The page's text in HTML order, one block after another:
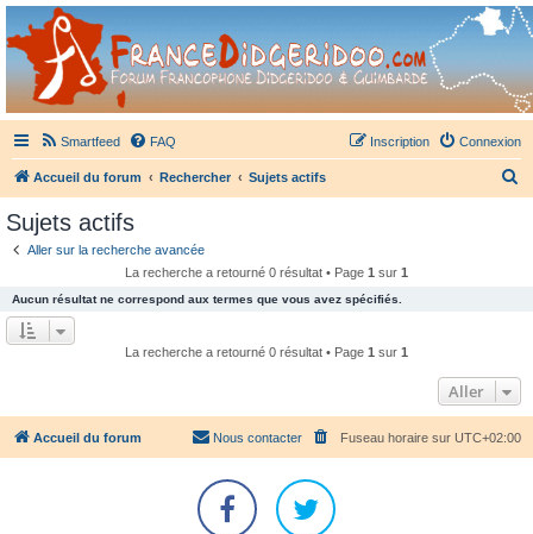
France Didgeridoo
Didgeridoo et Guimbarde sur France Didgeridoo - retrouvez la communauté.
Smartfeed FAQ Connexion
Inscription
Accueil du forum Rechercher Sujets actifs
h
e
r
Sujets actifs
Aller sur la recherche avancée
La recherche a retourné 0 résultat • Page 1 sur 1
Aucun résultat ne correspond aux termes que vous avez spécifiés.
La recherche a retourné 0 résultat • Page 1 sur 1
Aller
Accueil du forum Fuseau horaire sur UTC+02:00
Nous contacter